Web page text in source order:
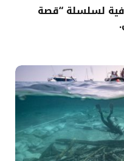
لسلسلة “قصة